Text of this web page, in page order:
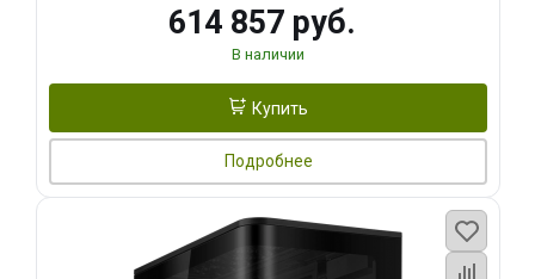
614 857 руб.
В наличии
Купить
Подробнее